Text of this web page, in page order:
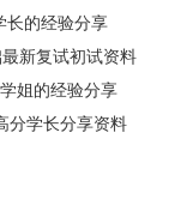
长的经验分享
新复试初试资料
姐的经验分享
分学长分享资料